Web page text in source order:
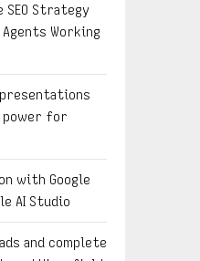
Strategy
Agents Working
power for
with Google
AI Studio
and complete